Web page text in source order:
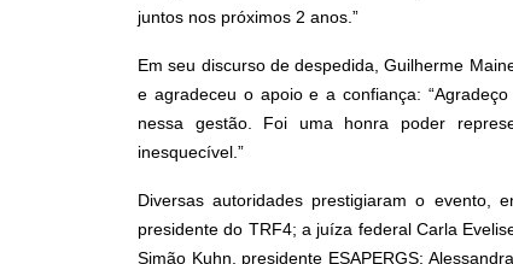
juntos nos próximos 2 anos.”
Em seu discurso de despedida, Guilherme
e agradeceu o apoio e a confiança:
nessa gestão. Foi uma honra poder
inesquecível.”
Diversas autoridades prestigiaram o evento,
presidente do TRF4; a juíza federal Carla
Simão Kuhn, presidente ESAPERGS;